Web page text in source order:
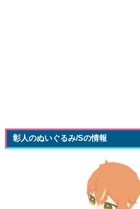
彰人のぬいぐるみ/Sの情報